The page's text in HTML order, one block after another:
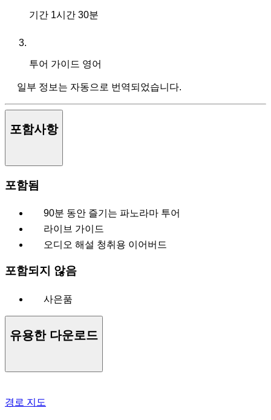
기간 1시간 30분
투어 가이드 영어
일부 정보는 자동으로 번역되었습니다.
포함사항
포함됨
90분 동안 즐기는 파노라마 투어
라이브 가이드
오디오 해설 청취용 이어버드
포함되지 않음
사은품
유용한 다운로드
경로 지도